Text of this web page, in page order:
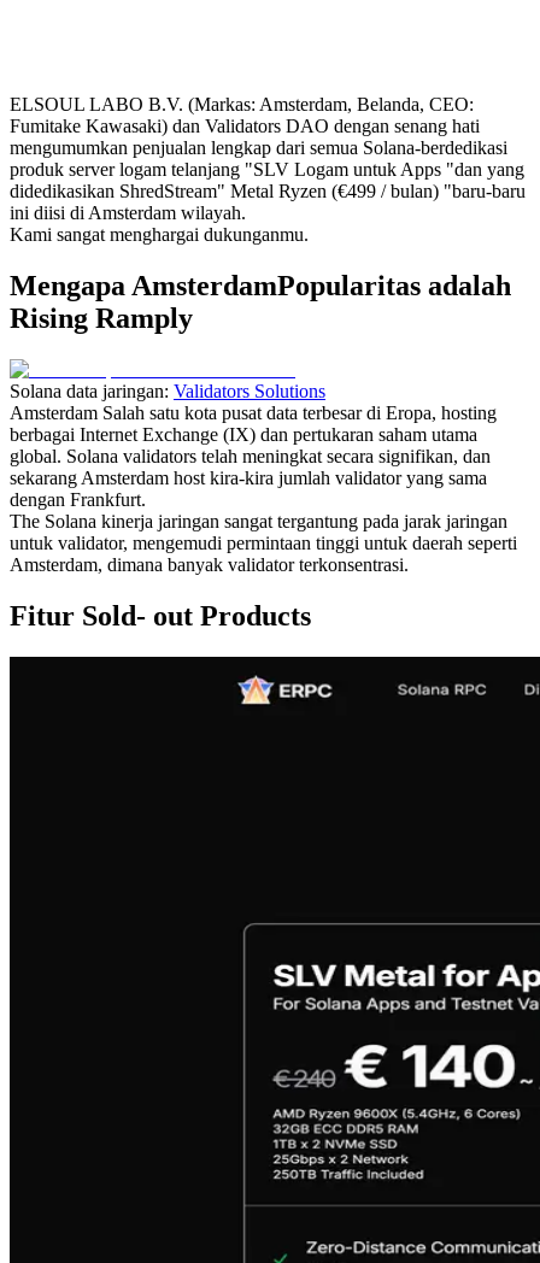
ELSOUL LABO B.V. (Markas: Amsterdam, Belanda, CEO:
Fumitake Kawasaki) dan Validators DAO dengan senang hati
mengumumkan penjualan lengkap dari semua Solana-berdedikasi
produk server logam telanjang "SLV Logam untuk Apps "dan yang
didedikasikan ShredStream" Metal Ryzen (€499 / bulan) "baru-baru
ini diisi di Amsterdam wilayah.
Kami sangat menghargai dukunganmu.
Mengapa AmsterdamPopularitas adalah
Rising Ramply
Solana data jaringan: Validators Solutions
Amsterdam Salah satu kota pusat data terbesar di Eropa, hosting
berbagai Internet Exchange (IX) dan pertukaran saham utama
global. Solana validators telah meningkat secara signifikan, dan
sekarang Amsterdam host kira-kira jumlah validator yang sama
dengan Frankfurt.
The Solana kinerja jaringan sangat tergantung pada jarak jaringan
untuk validator, mengemudi permintaan tinggi untuk daerah seperti
Amsterdam, dimana banyak validator terkonsentrasi.
Fitur Sold- out Products